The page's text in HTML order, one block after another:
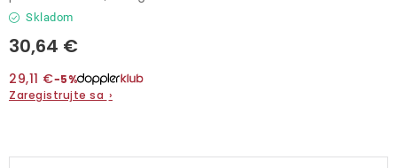
Skladom
30,64 €
29,11 €−5%
Zaregistrujte sa ›